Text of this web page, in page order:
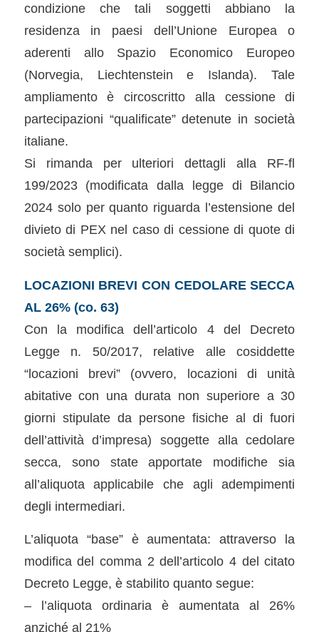
condizione che tali soggetti abbiano la
residenza in paesi dell’Unione Europea o
aderenti allo Spazio Economico Europeo
(Norvegia, Liechtenstein e Islanda). Tale
ampliamento è circoscritto alla cessione di
partecipazioni “qualificate” detenute in società
italiane.
Si rimanda per ulteriori dettagli alla RF-fl
199/2023 (modificata dalla legge di Bilancio
2024 solo per quanto riguarda l’estensione del
divieto di PEX nel caso di cessione di quote di
società semplici).
LOCAZIONI BREVI CON CEDOLARE SECCA
AL 26% (co. 63)
Con la modifica dell’articolo 4 del Decreto
Legge n. 50/2017, relative alle cosiddette
“locazioni brevi” (ovvero, locazioni di unità
abitative con una durata non superiore a 30
giorni stipulate da persone fisiche al di fuori
dell’attività d’impresa) soggette alla cedolare
secca, sono state apportate modifiche sia
all’aliquota applicabile che agli adempimenti
degli intermediari.
L’aliquota “base” è aumentata: attraverso la
modifica del comma 2 dell’articolo 4 del citato
Decreto Legge, è stabilito quanto segue:
– l’aliquota ordinaria è aumentata al 26%
anziché al 21%